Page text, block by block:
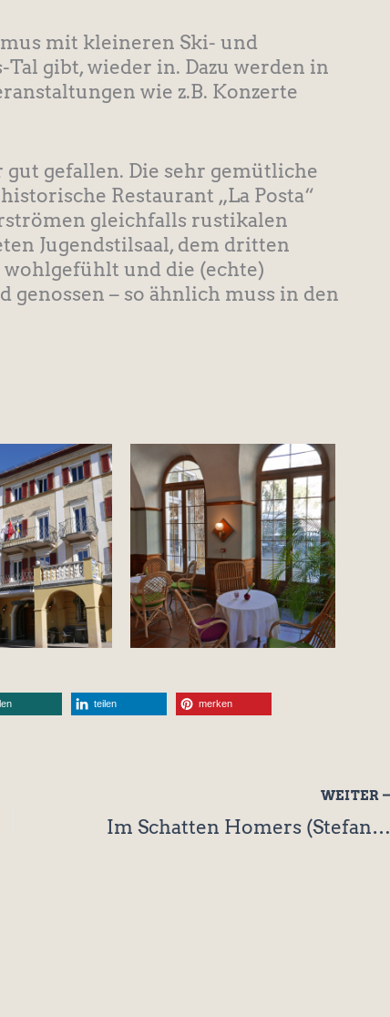
mit kleineren Ski- und
gibt, wieder in. Dazu werden in
wie z.B. Konzerte
gefallen. Die sehr gemütliche
Restaurant „La Posta“
gleichfalls rustikalen
Jugendstilsaal, dem dritten
und die (echte)
genossen – so ähnlich muss in den
teilen merken
WEITER
Im Schatten Homers (Stefan Haderer)